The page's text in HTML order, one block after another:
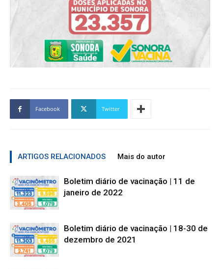
Facebook Twitter
ARTIGOS RELACIONADOS Mais do autor
Boletim diário de vacinação | 11 de
janeiro de 2022
Boletim diário de vacinação | 18-30 de
dezembro de 2021